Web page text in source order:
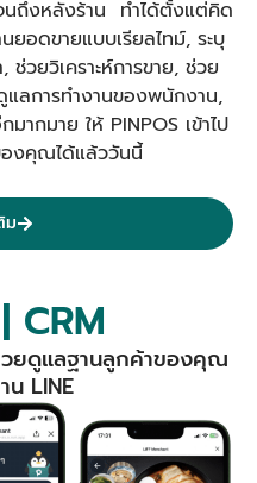
นถึงหลังร้าน ทำได้ตั้งแต่คิด
อดขายแบบเรียลไทม์, ระบุ
วยวิเคราะห์การขาย, ช่วย
ลการทำงานของพนักงาน,
ากมาย ให้ PINPOS เข้าไป
งคุณได้แล้ววันนี้
ม
CRM
ยดูแลฐานลูกค้าของคุณ
น LINE